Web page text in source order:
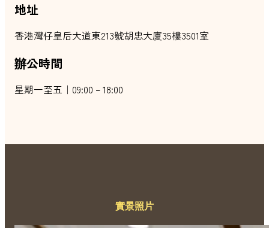
地址
香港灣仔皇后大道東213號胡忠大廈35樓3501室
辦公時間
星期一至五｜09:00 – 18:00
實景照片